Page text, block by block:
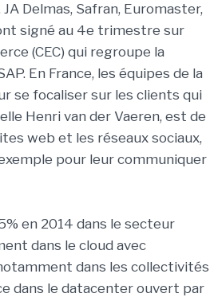
Delmas, Safran, Euromaster,
signé au 4e trimestre sur
(CEC) qui regroupe la
En France, les équipes de la
se focaliser sur les clients qui
Henri van der Vaeren, est de
web et les réseaux sociaux,
pour leur communiquer
en 2014 dans le secteur
dans le cloud avec
dans les collectivités
dans le datacenter ouvert par